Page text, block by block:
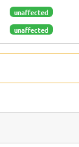
unaffected
unaffected